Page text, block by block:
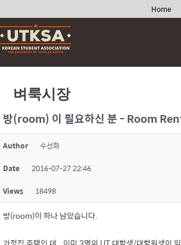
Home
Skip
to
content
벼룩시장
방(room) 이 필요하신 분 - Room
Author 수선화
Date 2016-07-27 22:46
Views 18498
방(room)이 하나 남았습니다.